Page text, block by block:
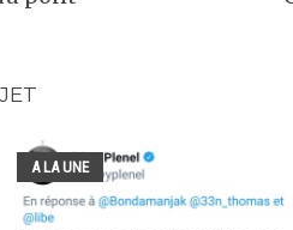
A LA UNE